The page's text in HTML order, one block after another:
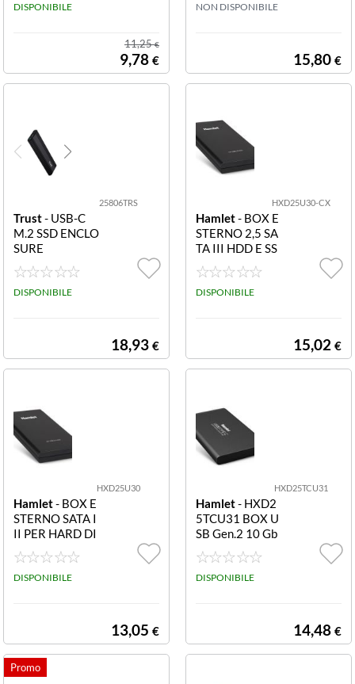
OR RED BOX P
PER AUMENTA
O DURANTE IL
TRASPORTO E
L UTILIZZO.
DISPONIBILE
11,25€
9,78 €
OX PER HDD 2
NTARE LA RESI
IL TRASPORTO
E L UTILIZZO.
NON DISPONIBILE
15,80 €
25806TRS
Trust- USB-C
M.2 SSD ENCLO
SURE
DISPONIBILE
18,93 €
HXD25U30-CX
Hamlet- BOX E
STERNO 2,5 SA
TA III HDD E SS
D USB-A + USB-
C
DISPONIBILE
15,02 €
HXD25U30
Hamlet- BOX E
STERNO SATA I
II PER HARD DI
SK E SSD DA 2.5
DISPONIBILE
13,05 €
HXD25TCU31
Hamlet- HXD2
5TCU31 BOX U
SB Gen.2 10 Gb
ps USB-C SATA I
II HD 2 5 TYPE
C BOX PER HA
DISPONIBILE
14,48 €